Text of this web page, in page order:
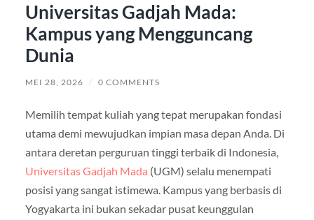
Universitas Gadjah Mada:
Kampus yang Mengguncang
Dunia
MEI 28, 2026 / 0 COMMENTS
Memilih tempat kuliah yang tepat merupakan fondasi
utama demi mewujudkan impian masa depan Anda. Di
antara deretan perguruan tinggi terbaik di Indonesia,
Universitas Gadjah Mada (UGM) selalu menempati
posisi yang sangat istimewa. Kampus yang berbasis di
Yogyakarta ini bukan sekadar pusat keunggulan